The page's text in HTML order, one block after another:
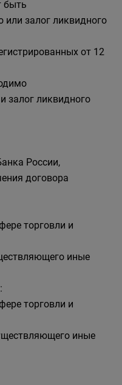
быть
или залог ликвидного
от 12
залог ликвидного
России,
договора
торговли и
иные
торговли и
иные